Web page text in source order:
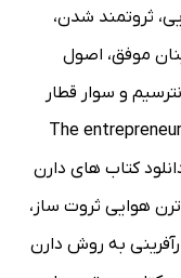
، ثروتمند شدن،
موفق، اصول
و سوار قطار
The
کتاب های دارن
هوایی ثروت ساز ،
به روش دارن